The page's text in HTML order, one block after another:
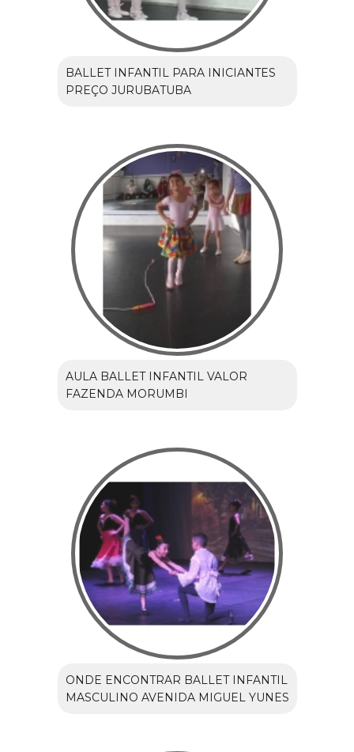
BALLET INFANTIL PARA INICIANTES
PREÇO JURUBATUBA
AULA BALLET INFANTIL VALOR
FAZENDA MORUMBI
ONDE ENCONTRAR BALLET INFANTIL
MASCULINO AVENIDA MIGUEL YUNES